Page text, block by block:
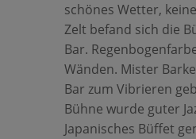
schönes Wetter,
Zelt befand sich die
Bar.
Wänden. Mister
Bar zum Vibrieren
Bühne wurde guter
Japanisches Büffet